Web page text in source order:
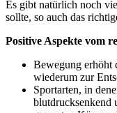
Es gibt natürlich noch
sollte, so auch das
Positive Aspekte vom
Bewegung erhöht
wiederum zur
Sportarten, in
blutdrucksenkend